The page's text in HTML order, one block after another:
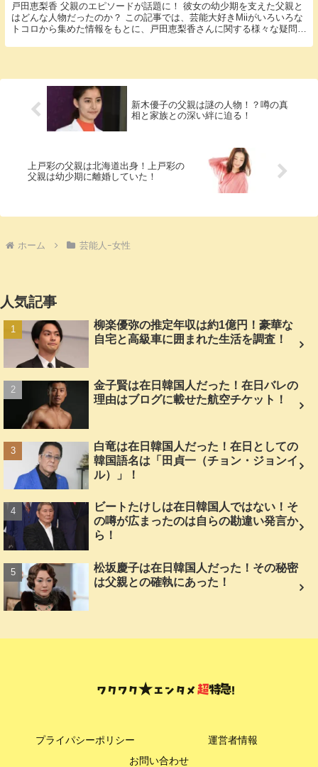
戸田恵梨香 父親のエピソードが話題に！ 彼女の幼少期を支えた父親と
はどんな人物だったのか？ この記事では、芸能大好きMiiがいろいろな
トコロから集めた情報をもとに、戸田恵梨香さんに関する様々な疑問に
新木優子の父親は謎の人物！？噂の真
相と家族との深い絆に迫る！
上戸彩の父親は北海道出身！上戸彩の
父親は幼少期に離婚していた！
ホーム 芸能人ｰ女性
人気記事
柳楽優弥の推定年収は約1億円！豪華な
自宅と高級車に囲まれた生活を調査！
金子賢は在日韓国人だった！在日バレの
理由はブログに載せた航空チケット！
白竜は在日韓国人だった！在日としての
韓国語名は「田貞一（チョン・ジョンイ
ル）」！
ビートたけしは在日韓国人ではない！そ
の噂が広まったのは自らの勘違い発言か
ら！
松坂慶子は在日韓国人だった！その秘密
は父親との確執にあった！
プライパシーポリシー
運営者情報
お問い合わせ